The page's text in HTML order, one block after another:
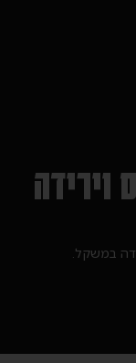
וירידה
במשקל.